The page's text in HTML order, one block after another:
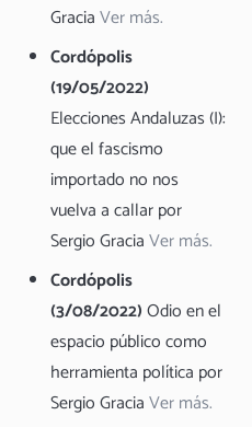
GraciaVer más.
Cordópolis
(19/05/2022)
Elecciones Andaluzas (I):
que el fascismo
importado no nos
vuelva a callar por
Sergio GraciaVer más.
Cordópolis
(3/08/2022)Odio en el
espacio público como
herramienta política por
Sergio GraciaVer más.